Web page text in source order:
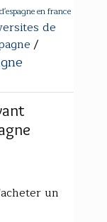
en france
de
/
un